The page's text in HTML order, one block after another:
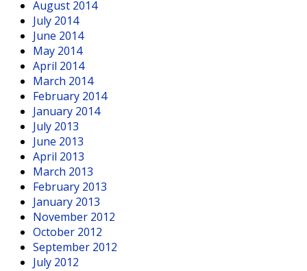
August 2014
July 2014
June 2014
May 2014
April 2014
March 2014
February 2014
January 2014
July 2013
June 2013
April 2013
March 2013
February 2013
January 2013
November 2012
October 2012
September 2012
July 2012